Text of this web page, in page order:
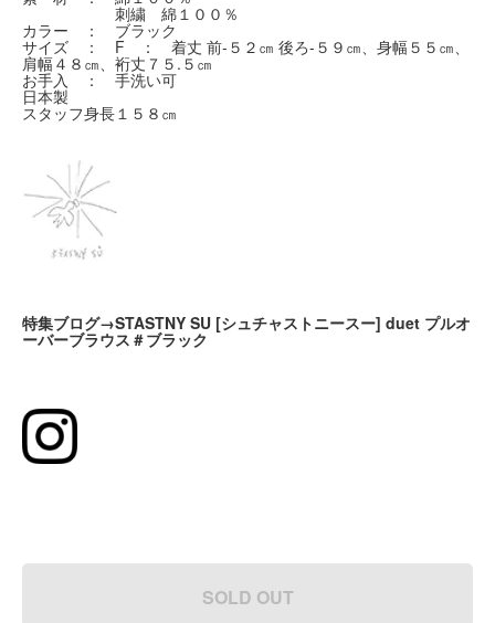
刺繍 綿１００％
カラー ： ブラック
サイズ ： F ： 着丈 前-５２㎝ 後ろ-５９㎝、身幅５５㎝、
肩幅４８㎝、裄丈７５.５㎝
お手入 ： 手洗い可
日本製
スタッフ身長１５８㎝
特集ブログ→STASTNY SU [シュチャストニースー] duet プルオ
ーバーブラウス＃ブラック
SOLD OUT